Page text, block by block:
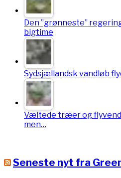
Den ”grønneste”
bigtime
Sydsjællandsk vandløb
Væltede træer og
men…
Seneste nyt fra